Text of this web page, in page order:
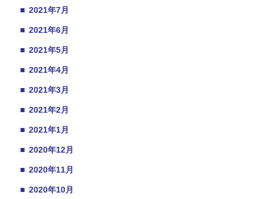
■ 2021年7月
■ 2021年6月
■ 2021年5月
■ 2021年4月
■ 2021年3月
■ 2021年2月
■ 2021年1月
■ 2020年12月
■ 2020年11月
■ 2020年10月